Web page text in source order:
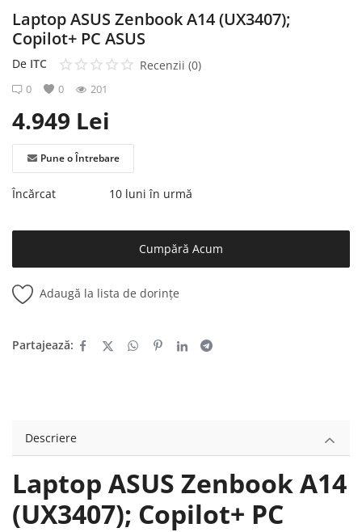
Laptop ASUS Zenbook A14 (UX3407);
Copilot+ PC ASUS
De ITC Recenzii (0)
0 0 201
4.949 Lei
Pune o Întrebare
Încărcat 10 luni în urmă
Cumpără Acum
Adaugă la lista de dorințe
Partajează:
Descriere
Laptop ASUS Zenbook A14
(UX3407); Copilot+ PC